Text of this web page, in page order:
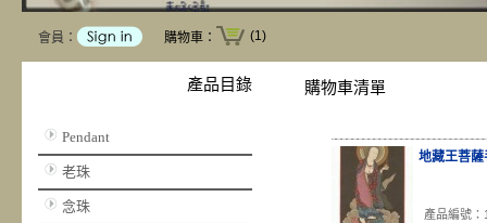
會員： 購物車： (1)
產品目錄
Pendant
老珠
念珠
購物車清單
地藏王菩
產品編號：